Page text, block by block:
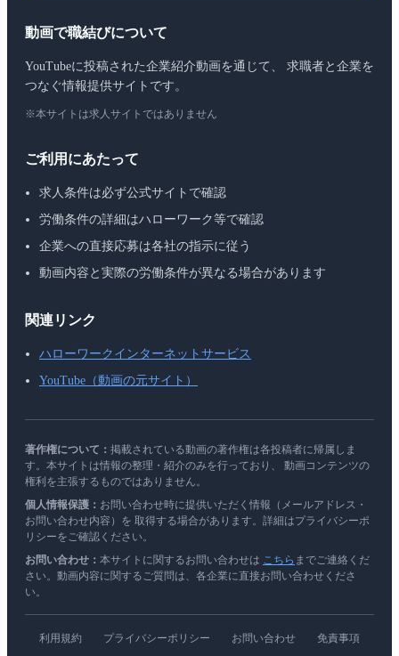
動画で職結びについて
YouTubeに投稿された企業紹介動画を通じて、 求職者と企業を
つなぐ情報提供サイトです。
※本サイトは求人サイトではありません
ご利用にあたって
求人条件は必ず公式サイトで確認
労働条件の詳細はハローワーク等で確認
企業への直接応募は各社の指示に従う
動画内容と実際の労働条件が異なる場合があります
関連リンク
ハローワークインターネットサービス
YouTube（動画の元サイト）
著作権について： 掲載されている動画の著作権は各投稿者に帰属しま
す。本サイトは情報の整理・紹介のみを行っており、 動画コンテンツの
権利を主張するものではありません。
個人情報保護： お問い合わせ時に提供いただく情報（メールアドレス・
お問い合わせ内容）を 取得する場合があります。詳細はプライバシーポ
リシーをご確認ください。
お問い合わせ： 本サイトに関するお問い合わせは こちら までご連絡くだ
さい。動画内容に関するご質問は、各企業に直接お問い合わせくださ
い。
利用規約 プライバシーポリシー お問い合わせ 免責事項